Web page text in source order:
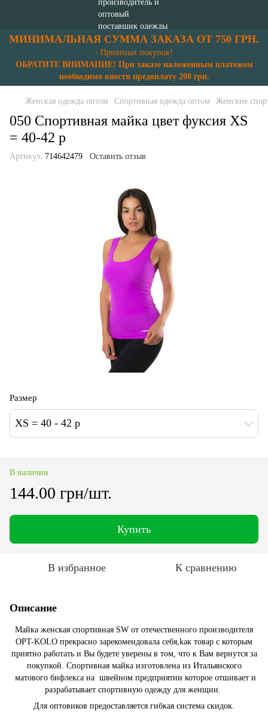
МИНИМАЛЬНАЯ СУММА ЗАКАЗА ОТ 750 ГРН.
- Приятных покупок!
ОБРАТИТЕ ВНИМАНИЕ! При заказе наложенным платежом
необходимо внести предоплату 200 грн.
Женская одежда оптом Спортивная одежда оптом Женские
050 Спортивная майка цвет фуксия XS
= 40-42 p
Артикул: 714642479 Оставить отзыв
Размер
XS = 40 - 42 p
В наличии
144.00 грн/шт.
Купить
В избранное К сравнению
Описание
Майка женская спортивная SW от отечественного производителя
OPT-KOLO прекрасно зарекомендовала себя,kак товар с которым
приятно работать и Вы будeте уверены в том, что к Вам вернутся за
покупкой. Спортивная майка изготовлена из Итальянского
матового бифлекса на швейном предприятии которое отшивает и
разрабатывает спортивную одежду для женщин.
Для оптовиков предоставляется гибкая система скидок.